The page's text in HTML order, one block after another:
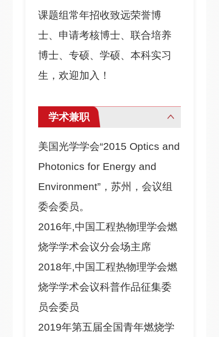
课题组常年招收致远荣誉博
士、申请考核博士、联合培养
博士、专硕、学硕、本科实习
生，欢迎加入！
学术兼职
美国光学学会“2015 Optics and
Photonics for Energy and
Environment”，苏州，会议组
委会委员。
2016年,中国工程热物理学会燃
烧学学术会议分会场主席
2018年,中国工程热物理学会燃
烧学学术会议科普作品征集委
员会委员
2019年第五届全国青年燃烧学